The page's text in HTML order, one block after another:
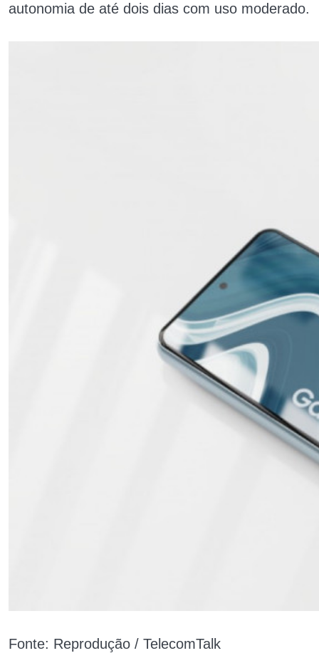
autonomia de até dois dias com uso moderado.
Fonte: Reprodução / TelecomTalk